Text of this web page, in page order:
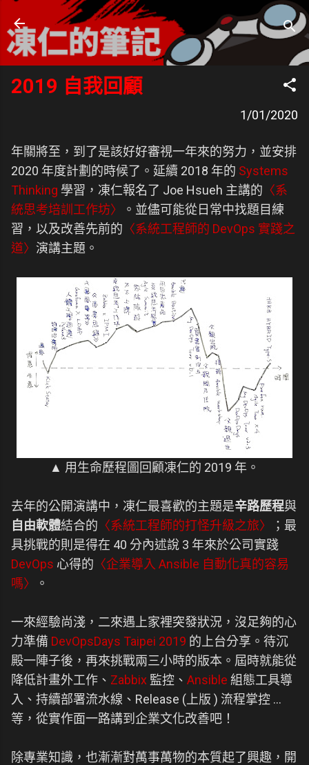
跳到主要內容
凍仁的筆記
- https://note.drx.tw
2019 自我回顧
1/01/2020
年關將至，到了是該好好審視一年來的努力，並安排
2020 年度計劃的時候了。延續 2018 年的 Systems
Thinking 學習，凍仁報名了 Joe Hsueh 主講的 〈系
統思考培訓工作坊〉
。並儘可能從日常中找題目練
習，以及改善先前的 〈系統工程師的 DevOps 實踐之
道〉 演講主題。
▲ 用生命歷程圖回顧凍仁的 2019 年。
去年的公開演講中，凍仁最喜歡的主題是辛路歷程與
自由軟體結合的 〈系統工程師的打怪升級之旅〉
；最
具挑戰的則是得在 40 分內述說 3 年來於公司實踐
DevOps 心得的 〈企業導入 Ansible 自動化真的容易
嗎〉
。
一來經驗尚淺，二來遇上家裡突發狀況，沒足夠的心
力準備 DevOpsDays Taipei 2019 的上台分享。待沉
殿一陣子後，再來挑戰兩三小時的版本。屆時就能從
降低計畫外工作、 Zabbix 監控、 Ansible 組態工具導
入、持續部署流水線、Release (上版 ) 流程掌控 …
等，從實作面一路講到企業文化改善吧！
除專業知識，也漸漸對萬事萬物的本質起了興趣，開